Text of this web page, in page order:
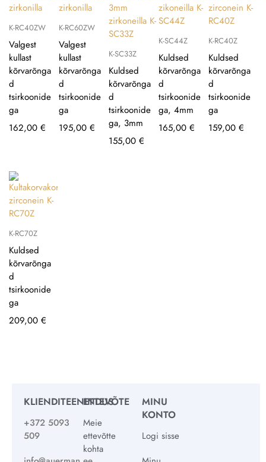
K-RC40ZW
Valgest
kullast
kõrvarõnga
d
tsirkoonide
ga
162,00 €
K-RC60ZW
Valgest
kullast
kõrvarõnga
d
tsirkoonide
ga
195,00 €
K-SC33Z
Kuldsed
kõrvarõnga
d
tsirkoonide
ga, 3mm
155,00 €
K-SC44Z
Kuldsed
kõrvarõnga
d
tsirkoonide
ga, 4mm
165,00 €
K-RC40Z
Kuldsed
kõrvarõnga
d
tsirkoonide
ga
159,00 €
K-RC70Z
Kuldsed
kõrvarõnga
d
tsirkoonide
ga
209,00 €
KLIENDITEENINDUS
+372 5093
509
ETTEVÕTE
Meie
ettevõtte
kohta
MINU
KONTO
Logi sisse